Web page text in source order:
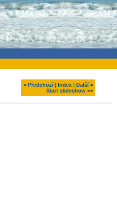
< Předchozí Index
Další >
Start slideshow >>